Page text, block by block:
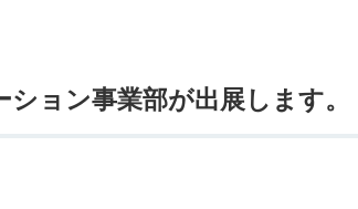
ョン事業部が出展します。